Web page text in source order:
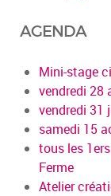
AGENDA
Mini-stage
vendredi 28
vendredi 31
samedi 15
tous les
Ferme
Atelier